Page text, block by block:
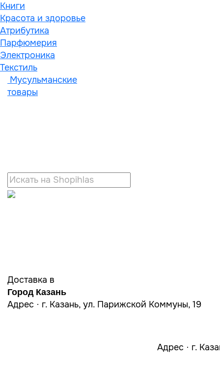
Книги
Красота и здоровье
Атрибутика
Парфюмерия
Электроника
Текстиль
Мусульманские
товары
Доставка в
Город Казань
Адрес · г. Казань, ул. Парижской Коммуны, 19
Адрес · г.